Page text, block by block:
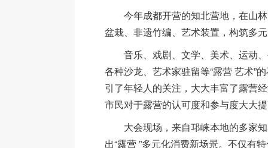
今年成都开营的知北营地，在山林
盆栽、非遗竹编、艺术装置，构筑多
音乐、戏剧、文学、美术、运动
各种沙龙、艺术家驻留等“露营 艺术”
引了年轻人的关注，大大丰富了露营
市民对于露营的认可度和参与度大大
大会现场，来自邛崃本地的多家知
出“露营 ”多元化消费新场景。不仅有